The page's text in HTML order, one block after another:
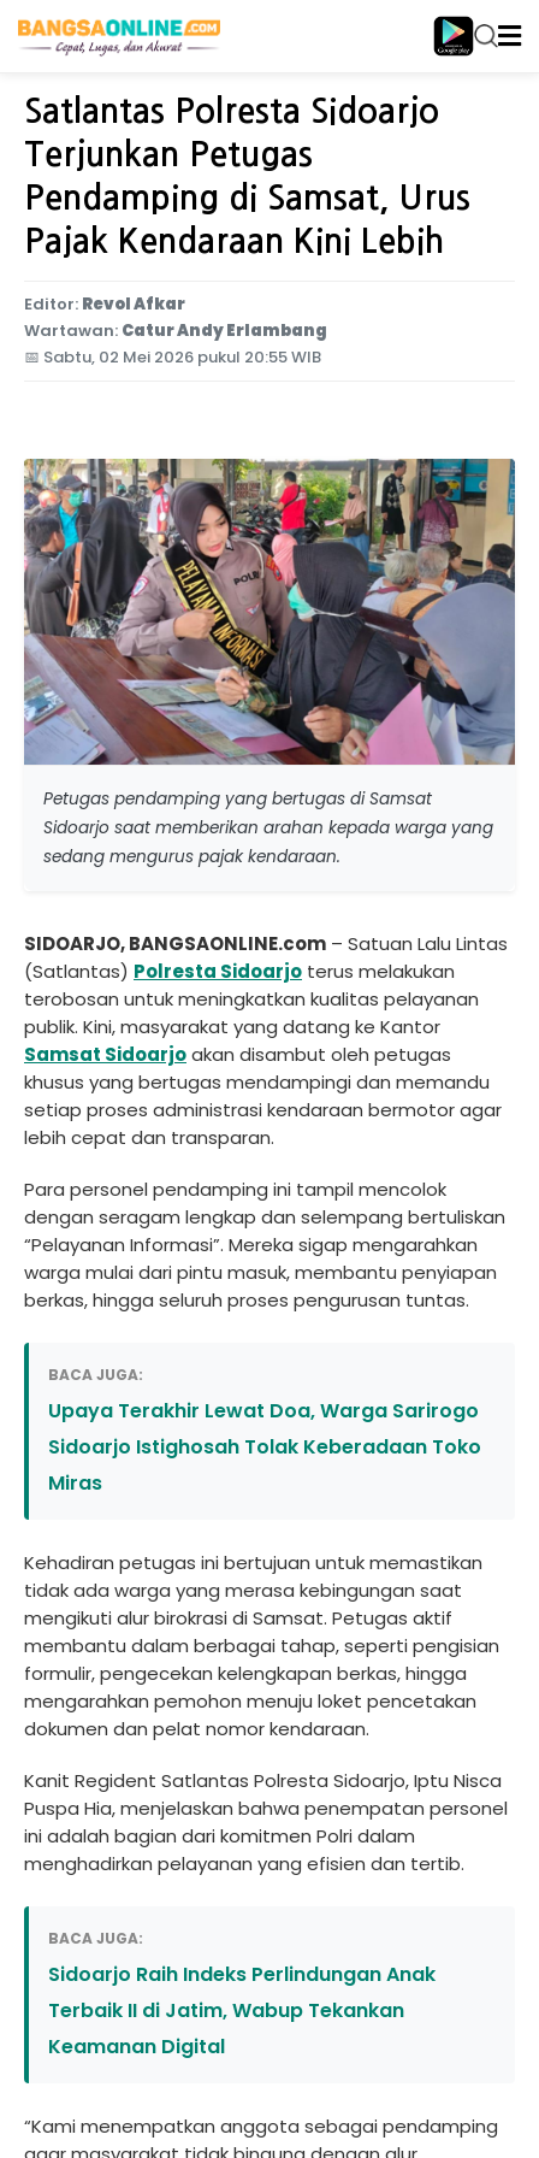
Home Jawa Timur
Satlantas Polresta Sidoarjo
Terjunkan Petugas
Pendamping di Samsat, Urus
Pajak Kendaraan Kini Lebih
Editor: Revol Afkar
Wartawan: Catur Andy Erlambang
📅 Sabtu, 02 Mei 2026 pukul 20:55 WIB
Petugas pendamping yang bertugas di Samsat
Sidoarjo saat memberikan arahan kepada warga yang
sedang mengurus pajak kendaraan.
SIDOARJO, BANGSAONLINE.com – Satuan Lalu Lintas
(Satlantas) Polresta Sidoarjo terus melakukan
terobosan untuk meningkatkan kualitas pelayanan
publik. Kini, masyarakat yang datang ke Kantor
Samsat Sidoarjoakan disambut oleh petugas
khusus yang bertugas mendampingi dan memandu
setiap proses administrasi kendaraan bermotor agar
lebih cepat dan transparan.
Para personel pendamping ini tampil mencolok
dengan seragam lengkap dan selempang bertuliskan
“Pelayanan Informasi”. Mereka sigap mengarahkan
warga mulai dari pintu masuk, membantu penyiapan
berkas, hingga seluruh proses pengurusan tuntas.
BACA JUGA:
Upaya Terakhir Lewat Doa, Warga Sarirogo
Sidoarjo Istighosah Tolak Keberadaan Toko
Miras
Kehadiran petugas ini bertujuan untuk memastikan
tidak ada warga yang merasa kebingungan saat
mengikuti alur birokrasi di Samsat. Petugas aktif
membantu dalam berbagai tahap, seperti pengisian
formulir, pengecekan kelengkapan berkas, hingga
mengarahkan pemohon menuju loket pencetakan
dokumen dan pelat nomor kendaraan.
Kanit Regident Satlantas Polresta Sidoarjo, Iptu Nisca
Puspa Hia, menjelaskan bahwa penempatan personel
ini adalah bagian dari komitmen Polri dalam
menghadirkan pelayanan yang efisien dan tertib.
BACA JUGA:
Sidoarjo Raih Indeks Perlindungan Anak
Terbaik II di Jatim, Wabup Tekankan
Keamanan Digital
“Kami menempatkan anggota sebagai pendamping